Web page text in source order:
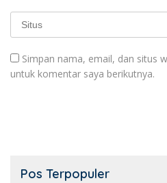
Simpan nama, email, dan situs
untuk komentar saya berikutnya.
Pos Terpopuler